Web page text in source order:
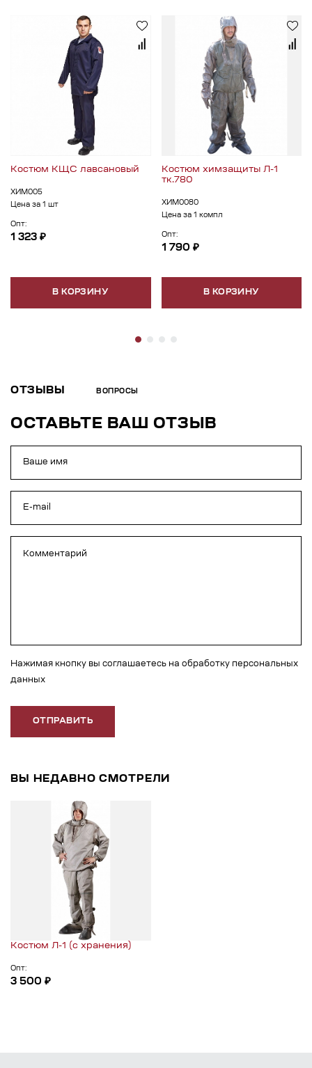
Костюм КЩС лавсановый
ХИМ005
Цена за 1 шт
Опт:
1 323 ₽
В КОРЗИНУ
Костюм химзащиты Л-1
тк.780
ХИМ0080
Цена за 1 компл
Опт:
1 790 ₽
В КОРЗИНУ
ОТЗЫВЫ ВОПРОСЫ
ОСТАВЬТЕ ВАШ ОТЗЫВ
Нажимая кнопку вы соглашаетесь на обработку персональных
данных
ОТПРАВИТЬ
ВЫ НЕДАВНО СМОТРЕЛИ
Костюм Л-1 (с хранения)
Опт:
3 500 ₽